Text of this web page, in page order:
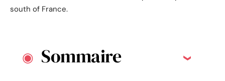
south of France.
Sommaire